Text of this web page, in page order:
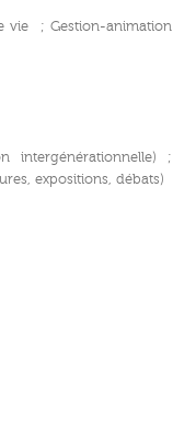
vie ; Gestion-animation
intergénérationnelle) ;
expositions, débats)